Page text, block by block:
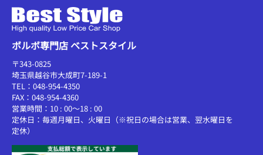
ボルボ専門店 ベストスタイル
〒343-0825
埼玉県越谷市大成町7-189-1
TEL：048-954-4350
FAX：048-954-4360
営業時間：10 : 00～18 : 00
定休日：毎週月曜日、火曜日（※祝日の場合は営業、翌水曜日を
定休）